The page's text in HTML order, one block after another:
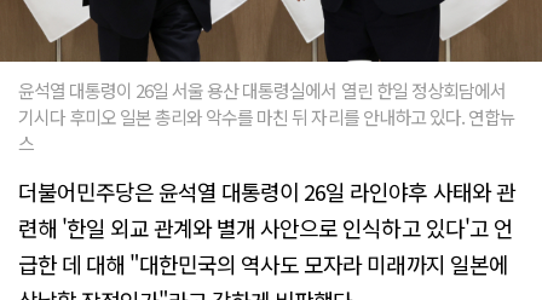
윤석열 대통령이 26일 서울 용산 대통령실에서 열린 한일 정상회담에서
기시다 후미오 일본 총리와 악수를 마친 뒤 자리를 안내하고 있다. 연합뉴
스
더불어민주당은 윤석열 대통령이 26일 라인야후 사태와 관
련해 '한일 외교 관계와 별개 사안으로 인식하고 있다'고 언
급한 데 대해 "대한민국의 역사도 모자라 미래까지 일본에